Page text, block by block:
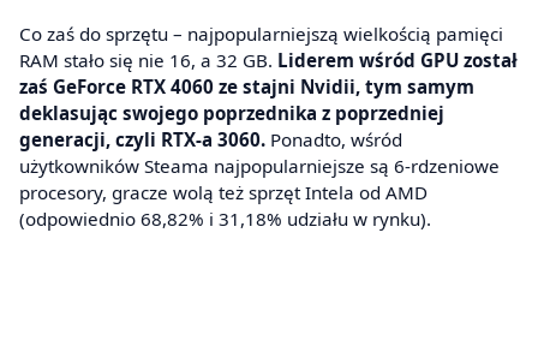
Co zaś do sprzętu – najpopularniejszą wielkością pamięci
RAM stało się nie 16, a 32 GB. Liderem wśród GPU został
zaś GeForce RTX 4060 ze stajni Nvidii, tym samym
deklasując swojego poprzednika z poprzedniej
generacji, czyli RTX-a 3060. Ponadto, wśród
użytkowników Steama najpopularniejsze są 6-rdzeniowe
procesory, gracze wolą też sprzęt Intela od AMD
(odpowiednio 68,82% i 31,18% udziału w rynku).